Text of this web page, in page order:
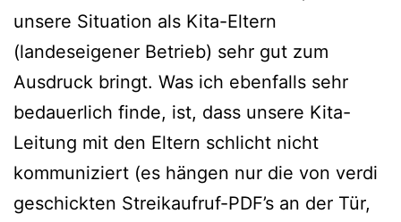
unsere Situation als Kita-Eltern
(landeseigener Betrieb) sehr gut zum
Ausdruck bringt. Was ich ebenfalls sehr
bedauerlich finde, ist, dass unsere Kita-
Leitung mit den Eltern schlicht nicht
kommuniziert (es hängen nur die von verdi
geschickten Streikaufruf-PDF’s an der Tür,